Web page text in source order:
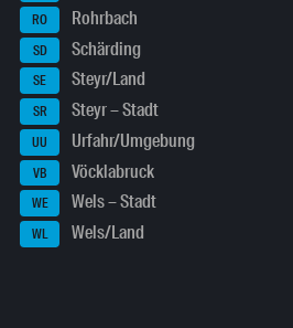
RO Rohrbach
SD Schärding
SE Steyr/Land
SR Steyr – Stadt
UU Urfahr/Umgebung
VB Vöcklabruck
WE Wels – Stadt
WL Wels/Land